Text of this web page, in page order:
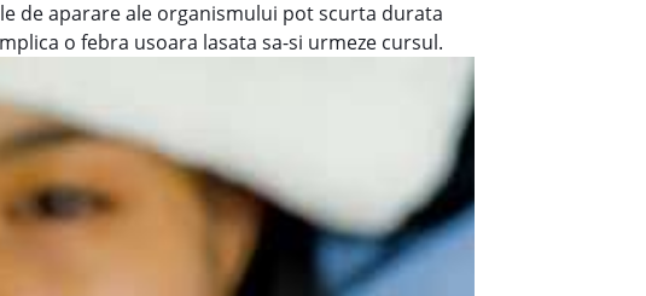
de aparare ale organismului pot scurta durata
o febra usoara lasata sa-si urmeze cursul.